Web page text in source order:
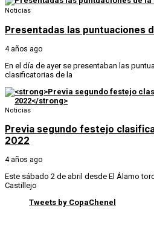
Noticias
Presentadas las puntuaciones
4 años ago
En el día de ayer se presentaban las
clasificatorias de la
Noticias
Previa segundo festejo
2022
4 años ago
Este sábado 2 de abril desde El Álamo
Castillejo
Tweets by CopaChenel